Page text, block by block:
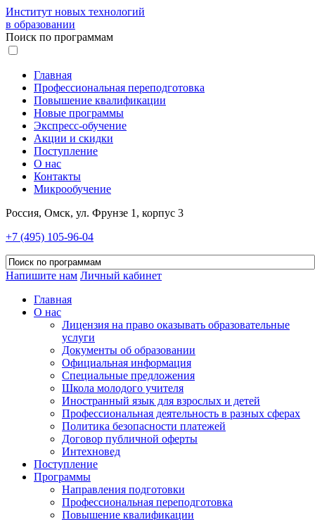
Институт новых технологий
в образовании
Поиск по программам
Главная
Профессиональная переподготовка
Повышение квалификации
Новые программы
Экспресс-обучение
Акции и скидки
Поступление
О нас
Контакты
Микрообучение
Россия, Омск, ул. Фрунзе 1, корпус 3
+7 (495) 105-96-04
Напишите нам Личный кабинет
Главная
О нас
Лицензия на право оказывать образовательные
услуги
Документы об образовании
Официальная информация
Специальные предложения
Школа молодого учителя
Иностранный язык для взрослых и детей
Профессиональная деятельность в разных сферах
Политика безопасности платежей
Договор публичной оферты
Интехновед
Поступление
Программы
Направления подготовки
Профессиональная переподготовка
Повышение квалификации